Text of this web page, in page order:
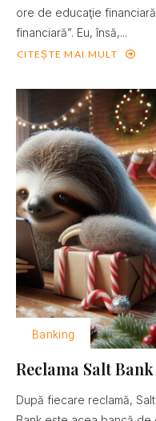
ore de educaţie
financiară”. Eu, însă,...
CITEȘTE MAI MULT
Banking
Reclama Salt
După fiecare reclamă,